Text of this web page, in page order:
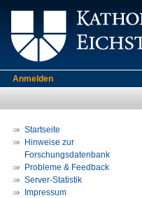
Anmelden
Startseite
Hinweise zur
Forschungsdatenbank
Probleme & Feedback
Server-Statistik
Impressum